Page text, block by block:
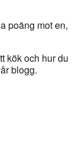
poäng mot en,
kök och hur du
blogg.